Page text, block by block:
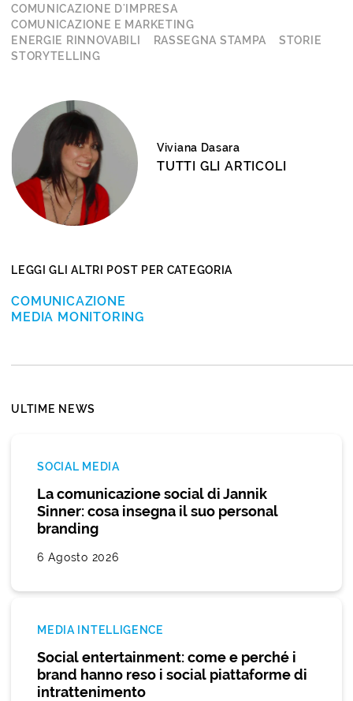
COMUNICAZIONE D'IMPRESA
COMUNICAZIONE E MARKETING
ENERGIE RINNOVABILI
RASSEGNA STAMPA
STORIE
STORYTELLING
Viviana Dasara
TUTTI GLI ARTICOLI
LEGGI GLI ALTRI POST PER CATEGORIA
COMUNICAZIONE
MEDIA MONITORING
ULTIME NEWS
SOCIAL MEDIA
La comunicazione social di Jannik
Sinner: cosa insegna il suo personal
branding
6 Agosto 2026
MEDIA INTELLIGENCE
Social entertainment: come e perché i
brand hanno reso i social piattaforme di
intrattenimento